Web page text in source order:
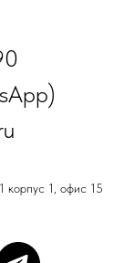
корпус 1, офис 15